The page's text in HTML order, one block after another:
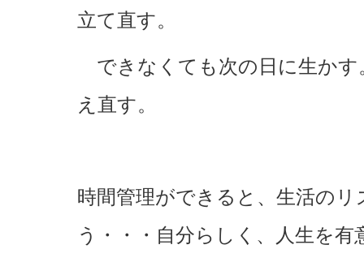
立て直す。
できなくても次の日に生かす
え直す。
時間管理ができると、生活の
う・・・自分らしく、人生を